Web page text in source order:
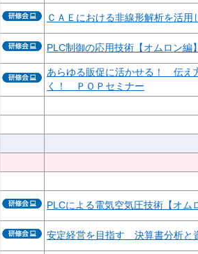
ＣＡＥにおける非線形解析を活
PLC制御の応用技術【オムロン編
あらゆる販促に活かせる！ 伝え
く！ ＰＯＰセミナー
PLCによる電気空気圧技術【オム
安定経営を目指す 決算書分析と